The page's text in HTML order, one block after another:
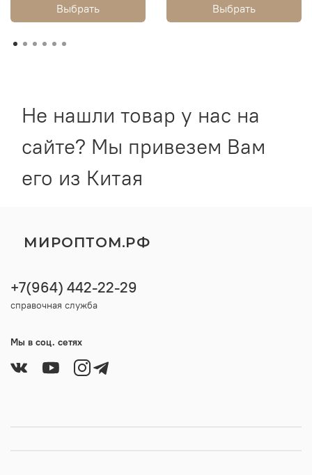
Выбрать Выбрать
Не нашли товар у нас на
сайте? Мы привезем Вам
его из Китая
МИРОПТОМ.РФ
+7(964) 442-22-29
справочная служба
Мы в соц. сетях